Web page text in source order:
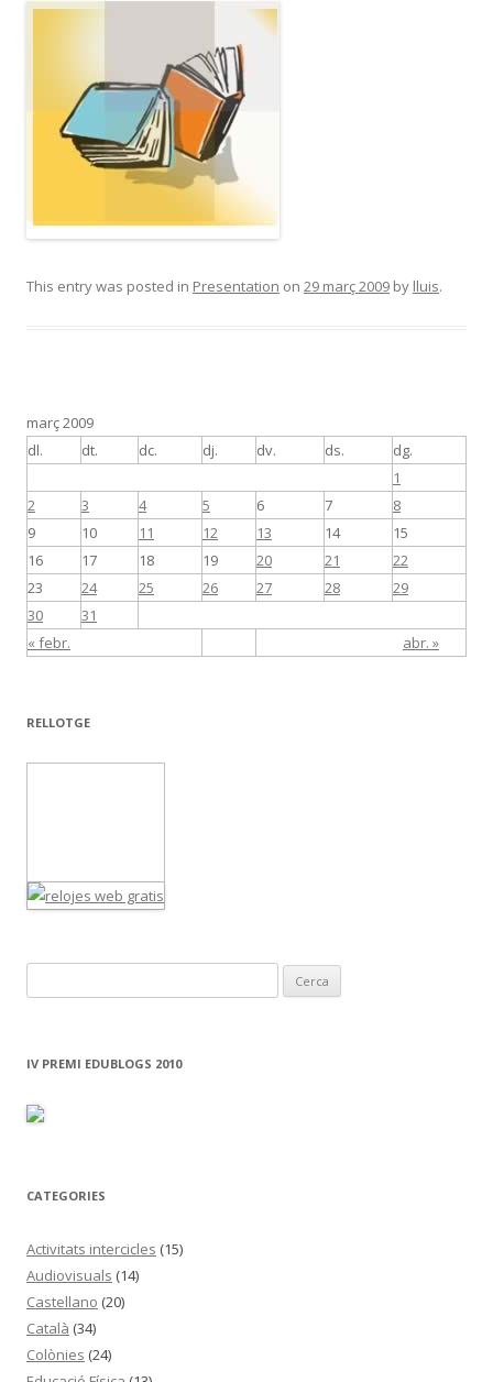
This entry was posted in Presentation on 29 març 2009 by lluis.
març 2009
dl.
dt. dc. dj. dv. ds. dg.
« febr. abr. »
1
2
3 4 5 6 7
8
9
10 11 12 13 14
15
16
17 18 19 20 21
22
23
24 25 26 27 28
29
30
31
RELLOTGE
e
c
:
IV PREMI EDUBLOGS 2010
CATEGORIES
Activitats intercicles (15)
Audiovisuals (14)
Castellano (20)
Català (34)
Colònies (24)